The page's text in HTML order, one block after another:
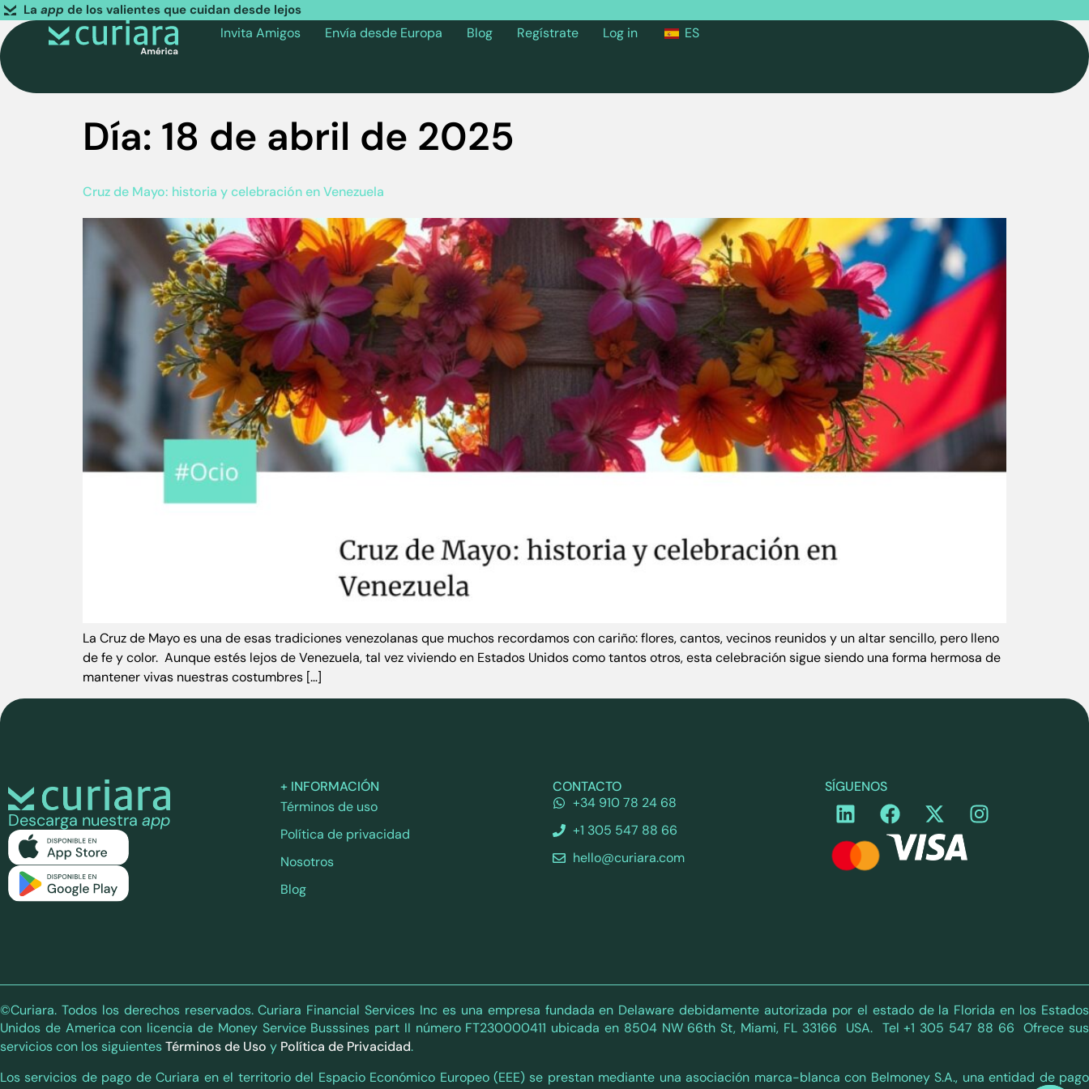
La app de los valientes que cuidan desde lejos
Invita Amigos Envía desde Europa Blog Regístrate Log in ES
Día: 18 de abril de 2025
Cruz de Mayo: historia y celebración en Venezuela
La Cruz de Mayo es una de esas tradiciones venezolanas que muchos recordamos con cariño: flores, cantos, vecinos reunidos y un altar sencillo, pero lleno
de fe y color. Aunque estés lejos de Venezuela, tal vez viviendo en Estados Unidos como tantos otros, esta celebración sigue siendo una forma hermosa de
mantener vivas nuestras costumbres […]
Descarga nuestra app
+ INFORMACIÓN
Términos de uso
Política de privacidad
Nosotros
Blog
CONTACTO
+34 910 78 24 68
+1 305 547 88 66
hello@curiara.com
SÍGUENOS
©Curiara. Todos los derechos reservados. Curiara Financial Services Inc es una empresa fundada en Delaware debidamente autorizada por el estado de la Florida en los Estados
Unidos de America con licencia de Money Service Busssines part II número FT230000411 ubicada en 8504 NW 66th St, Miami, FL 33166 USA. Tel +1 305 547 88 66 Ofrece sus
servicios con los siguientesTérminos de Uso y Política de Privacidad.
Los servicios de pago de Curiara en el territorio del Espacio Económico Europeo (EEE) se prestan mediante una asociación marca-blanca con Belmoney S.A., una entidad de pago